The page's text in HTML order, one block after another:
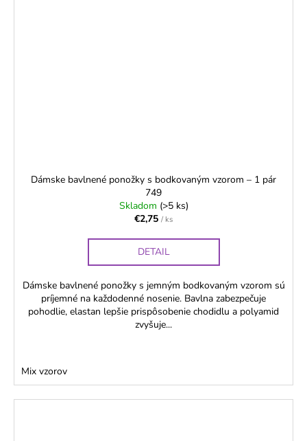
Dámske bavlnené ponožky s bodkovaným vzorom – 1 pár
749
Skladom (>5 ks)
€2,75 / ks
DETAIL
Dámske bavlnené ponožky s jemným bodkovaným vzorom sú
príjemné na každodenné nosenie. Bavlna zabezpečuje
pohodlie, elastan lepšie prispôsobenie chodidlu a polyamid
zvyšuje...
Mix vzorov